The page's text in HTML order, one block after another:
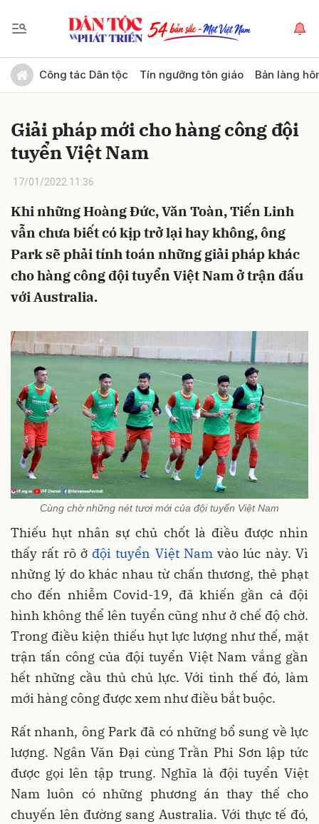
Công tác Dân tộc Tín ngưỡng tôn giáo Bản làng
Giải pháp mới cho hàng công đội
tuyển Việt Nam
17/01/2022 11:36
Khi những Hoàng Đức, Văn Toàn, Tiến Linh
vẫn chưa biết có kịp trở lại hay không, ông
Park sẽ phải tính toán những giải pháp khác
cho hàng công đội tuyển Việt Nam ở trận đấu
với Australia.
Cùng chờ những nét tươi mới của đội tuyển Việt Nam
Thiếu hụt nhân sự chủ chốt là điều được nhìn
thấy rất rõ ở đội tuyển Việt Namvào lúc này. Vì
những lý do khác nhau từ chấn thương, thẻ phạt
cho đến nhiễm Covid-19, đã khiến gần cả đội
hình không thể lên tuyển cũng như ở chế độ chờ.
Trong điều kiện thiếu hụt lực lượng như thế, mặt
trận tấn công của đội tuyển Việt Nam vắng gần
hết những cầu thủ chủ lực. Với tình thế đó, làm
mới hàng công được xem như điều bắt buộc.
Rất nhanh, ông Park đã có những bổ sung về lực
lượng. Ngân Văn Đại cùng Trần Phi Sơn lập tức
được gọi lên tập trung. Nghĩa là đội tuyển Việt
Nam luôn có những phương án thay thế cho
chuyến lên đường sang Australia. Với thực tế đó,
Gửi bình luận
Hủy Gửi